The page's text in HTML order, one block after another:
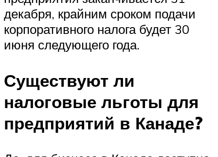
декабря, крайним сроком подачи
корпоративного налога будет 30
июня следующего года.
Существуют ли
налоговые льготы для
предприятий в Канаде?